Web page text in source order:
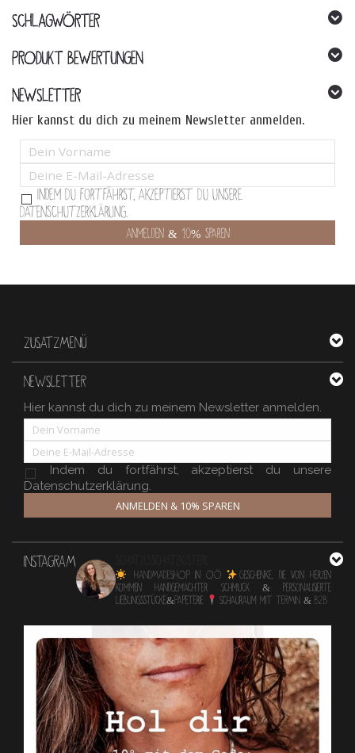
SCHLAGWÖRTER
PRODUKT BEWERTUNGEN
NEWSLETTER
Hier kannst du dich zu meinem Newsletter anmelden.
Indem Du fortfährst, akzeptierst Du unsere
Datenschutzerklärung.
ZUSATZMENÜ
NEWSLETTER
Hier kannst du dich zu meinem Newsletter anmelden.
Indem du fortfährst, akzeptierst du unsere
Datenschutzerklärung.
ANMELDEN & 10% SPAREN
INSTAGRAM
HANDMADESHOP in OÖ
Geschenke, die von Herzen
kommen Handgemachter Schmuck & personalisierte
Lieblingsstücke&Papeterie
Schauraum mit TERMIN & B2B